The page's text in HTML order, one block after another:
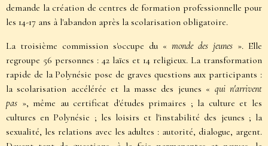
demande la création de centres de formation professionnelle pour
les 14-17 ans à l'abandon après la scolarisation obligatoire.
La troisième commission s'occupe du « monde des jeunes ». Elle
regroupe 56 personnes : 42 laïcs et 14 religieux. La transformation
rapide de la Polynésie pose de graves questions aux participants :
la scolarisation accélérée et la masse des jeunes « qui n'arrivent
pas », même au certificat d'études primaires ; la culture et les
cultures en Polynésie ; les loisirs et l'instabilité des jeunes ; la
sexualité, les relations avec les adultes : autorité, dialogue, argent.